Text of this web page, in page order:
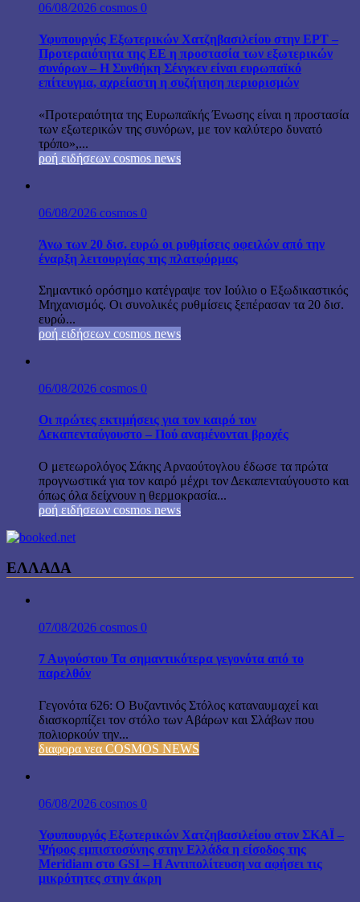
06/08/2026 cosmos 0
Υφυπουργός Εξωτερικών Χατζηβασιλείου στην ΕΡΤ –
Προτεραιότητα της ΕΕ η προστασία των εξωτερικών
συνόρων – Η Συνθήκη Σένγκεν είναι ευρωπαϊκό
επίτευγμα, αχρείαστη η συζήτηση περιορισμών
«Προτεραιότητα της Ευρωπαϊκής Ένωσης είναι η προστασία
των εξωτερικών της συνόρων, με τον καλύτερο δυνατό
τρόπο»,...
ροή ειδήσεων cosmos news
06/08/2026 cosmos 0
Άνω των 20 δισ. ευρώ οι ρυθμίσεις οφειλών από την
έναρξη λειτουργίας της πλατφόρμας
Σημαντικό ορόσημο κατέγραψε τον Ιούλιο ο Εξωδικαστικός
Μηχανισμός. Οι συνολικές ρυθμίσεις ξεπέρασαν τα 20 δισ.
ευρώ...
ροή ειδήσεων cosmos news
06/08/2026 cosmos 0
Οι πρώτες εκτιμήσεις για τον καιρό τον
Δεκαπενταύγουστο – Πού αναμένονται βροχές
Ο μετεωρολόγος Σάκης Αρναούτογλου έδωσε τα πρώτα
προγνωστικά για τον καιρό μέχρι τον Δεκαπενταύγουστο και
όπως όλα δείχνουν η θερμοκρασία...
ροή ειδήσεων cosmos news
ΕΛΛΑΔΑ
07/08/2026 cosmos 0
7 Αυγούστου Τα σημαντικότερα γεγονότα από το
παρελθόν
Γεγονότα 626: Ο Βυζαντινός Στόλος καταναυμαχεί και
διασκορπίζει τον στόλο των Αβάρων και Σλάβων που
πολιορκούν την...
διαφορα νεα COSMOS NEWS
06/08/2026 cosmos 0
Υφυπουργός Εξωτερικών Χατζηβασιλείου στον ΣΚΑΪ –
Ψήφος εμπιστοσύνης στην Ελλάδα η είσοδος της
Meridiam στο GSI – Η Αντιπολίτευση να αφήσει τις
μικρότητες στην άκρη